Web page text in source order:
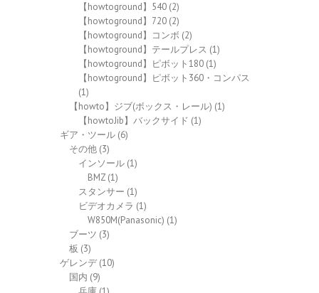
【howtoground】540 (2)
【howtoground】720 (2)
【howtoground】コンボ (2)
【howtoground】テールプレス (1)
【howtoground】ピボット180 (1)
【howtoground】ピボット360・コンパス
(1)
【howto】ジブ(ボックス・レール) (1)
【howtoJib】バックサイド (1)
ギア・ツール (6)
その他 (3)
インソール (1)
BMZ (1)
スタンサー (1)
ビデオカメラ (1)
W850M(Panasonic) (1)
ブーツ (3)
板 (3)
ゲレンデ(10)
国内 (9)